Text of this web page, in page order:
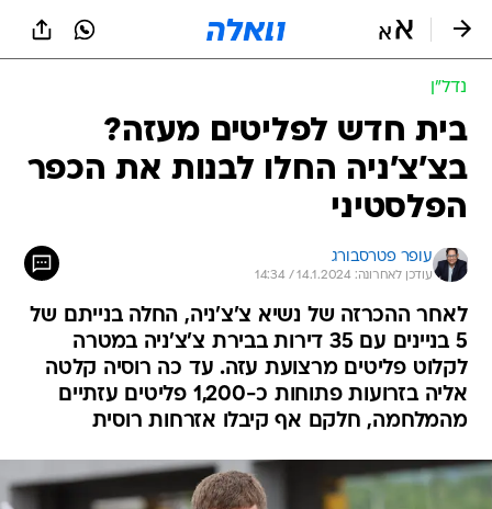
נדל״ן
בית חדש לפליטים מעזה?
בצ'צ'ניה החלו לבנות את הכפר
הפלסטיני
עופר פטרסבורג
עודכן לאחרונה: 14.1.2024 / 14:34
לאחר ההכרזה של נשיא צ'צ'ניה, החלה בנייתם של
5 בניינים עם 35 דירות בבירת צ'צ'ניה במטרה
לקלוט פליטים מרצועת עזה. עד כה רוסיה קלטה
אליה בזרועות פתוחות כ-1,200 פליטים עזתיים
מהמלחמה, חלקם אף קיבלו אזרחות רוסית